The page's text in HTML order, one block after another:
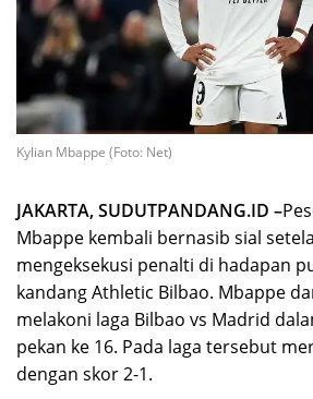
Kylian Mbappe (Foto: Net)
JAKARTA, SUDUTPANDANG.ID –
Mbappe kembali bernasib sial
mengeksekusi penalti di hadapan
kandang Athletic Bilbao. Mbappe
melakoni laga Bilbao vs Madrid
pekan ke 16. Pada laga tersebut
dengan skor 2-1.